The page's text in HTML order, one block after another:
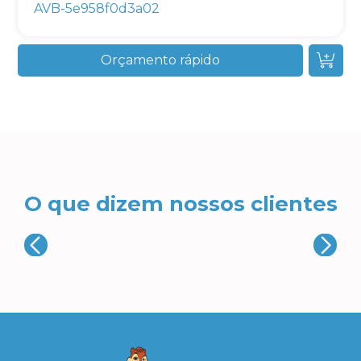
AVB-5e958f0d3a02
Orçamento rápido
O que dizem nossos clientes